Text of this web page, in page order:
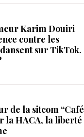
Karim Douiri
contre les
sur TikTok.
de la sitcom “Café
la HACA, la liberté